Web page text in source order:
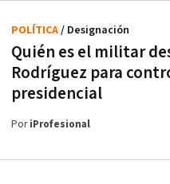
Quién es el militar
Rodríguez para
presidencial
POLÍTICA/ Designación
PoriProfesional